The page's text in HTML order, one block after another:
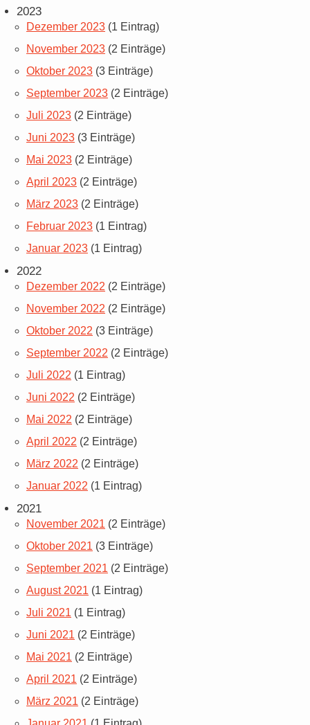
2023
Dezember 2023 (1 Eintrag)
November 2023 (2 Einträge)
Oktober 2023 (3 Einträge)
September 2023 (2 Einträge)
Juli 2023 (2 Einträge)
Juni 2023 (3 Einträge)
Mai 2023 (2 Einträge)
April 2023 (2 Einträge)
März 2023 (2 Einträge)
Februar 2023 (1 Eintrag)
Januar 2023 (1 Eintrag)
2022
Dezember 2022 (2 Einträge)
November 2022 (2 Einträge)
Oktober 2022 (3 Einträge)
September 2022 (2 Einträge)
Juli 2022 (1 Eintrag)
Juni 2022 (2 Einträge)
Mai 2022 (2 Einträge)
April 2022 (2 Einträge)
März 2022 (2 Einträge)
Januar 2022 (1 Eintrag)
2021
November 2021 (2 Einträge)
Oktober 2021 (3 Einträge)
September 2021 (2 Einträge)
August 2021 (1 Eintrag)
Juli 2021 (1 Eintrag)
Juni 2021 (2 Einträge)
Mai 2021 (2 Einträge)
April 2021 (2 Einträge)
März 2021 (2 Einträge)